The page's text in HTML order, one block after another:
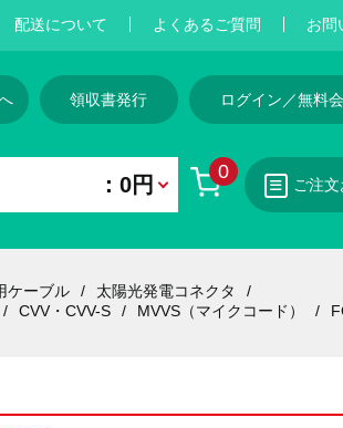
配送について よくあるご質問 お問
領収書発行 ログイン／無料
0
：0円 ご注文
ケーブル
太陽光発電コネクタ
CVV・CVV-S
MVVS（マイクコード）